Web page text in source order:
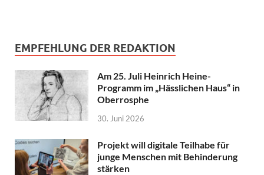
EMPFEHLUNG DER REDAKTION
Am 25. Juli Heinrich Heine-
Programm im „Hässlichen Haus“ in
Oberrosphe
30. Juni 2026
Projekt will digitale Teilhabe für
junge Menschen mit Behinderung
stärken